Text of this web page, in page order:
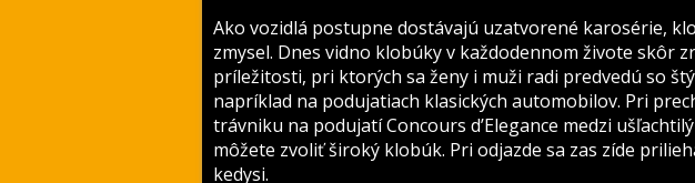
Ako vozidlá postupne dostávajú uzatvorené karosérie,
zmysel. Dnes vidno klobúky v každodennom živote skôr
príležitosti, pri ktorých sa ženy i muži radi predvedú so
napríklad na podujatiach klasických automobilov. Pri
trávniku na podujatí Concours d’Elegance medzi
môžete zvoliť široký klobúk. Pri odjazde sa zas zíde
kedysi.